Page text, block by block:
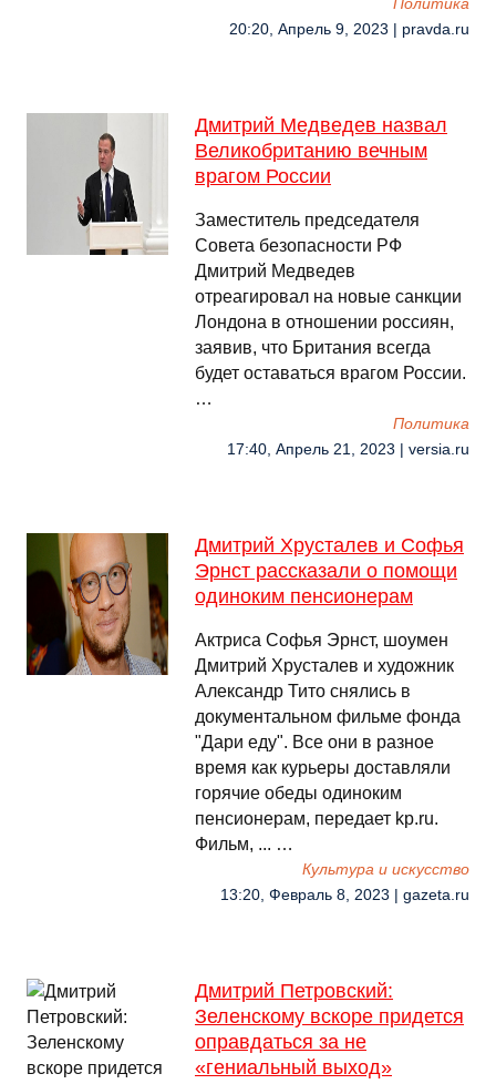
Политика
20:20, Апрель 9, 2023 | pravda.ru
Дмитрий Медведев назвал
Великобританию вечным
врагом России
Заместитель председателя
Совета безопасности РФ
Дмитрий Медведев
отреагировал на новые санкции
Лондона в отношении россиян,
заявив, что Британия всегда
будет оставаться врагом России.
…
Политика
17:40, Апрель 21, 2023 | versia.ru
Дмитрий Хрусталев и Софья
Эрнст рассказали о помощи
одиноким пенсионерам
Актриса Софья Эрнст, шоумен
Дмитрий Хрусталев и художник
Александр Тито снялись в
документальном фильме фонда
"Дари еду". Все они в разное
время как курьеры доставляли
горячие обеды одиноким
пенсионерам, передает kp.ru.
Фильм, ... …
Культура и искусство
13:20, Февраль 8, 2023 | gazeta.ru
Дмитрий Петровский:
Зеленскому вскоре придется
оправдаться за не
«гениальный выход»